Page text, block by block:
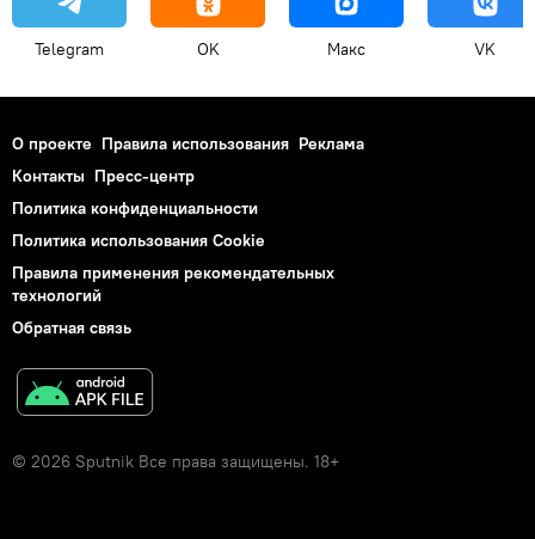
Telegram OK Макс VK
О проекте Правила использования Реклама
Контакты Пресс-центр
Политика конфиденциальности
Политика использования Cookie
Правила применения рекомендательных
технологий
Обратная связь
© 2026 Sputnik Все права защищены. 18+